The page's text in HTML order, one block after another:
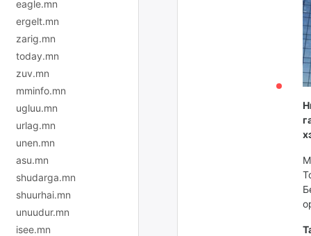
eagle.mn
ergelt.mn
zarig.mn
today.mn
zuv.mn
mminfo.mn
ugluu.mn
urlag.mn
unen.mn
asu.mn
shudarga.mn
shuurhai.mn
unuudur.mn
isee.mn